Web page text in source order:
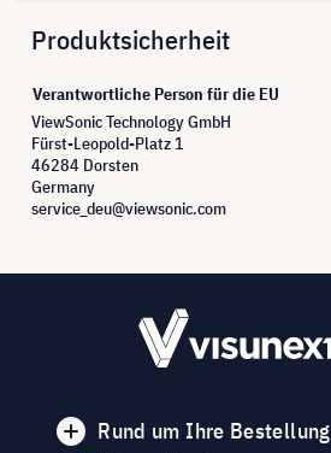
Produktsicherheit
Verantwortliche Person für die EU
ViewSonic Technology GmbH
Fürst-Leopold-Platz 1
46284 Dorsten
Germany
service_deu@viewsonic.com
Rund um Ihre Bestellung